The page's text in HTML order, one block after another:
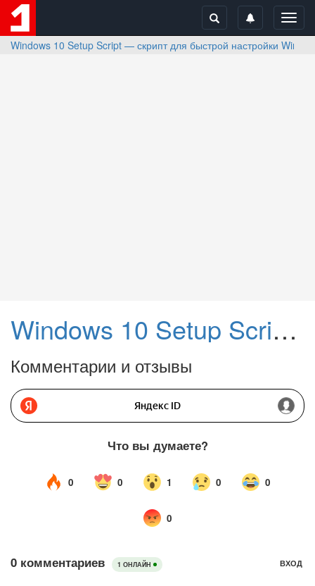
Windows 10 Setup Script — скрипт для быстрой настройки
Windows 10 Setup Script — скрипт для быстрой настройки Windows 10 после установки
Комментарии и отзывы